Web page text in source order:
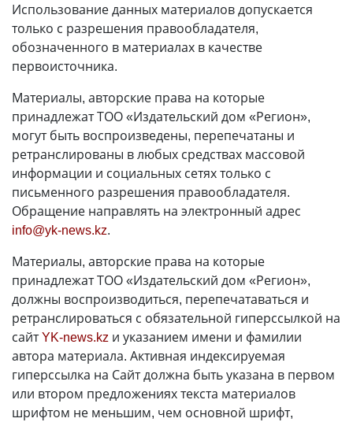
Использование данных материалов допускается
только с разрешения правообладателя,
обозначенного в материалах в качестве
первоисточника.
Материалы, авторские права на которые
принадлежат ТОО «Издательский дом «Регион»,
могут быть воспроизведены, перепечатаны и
ретранслированы в любых средствах массовой
информации и социальных сетях только с
письменного разрешения правообладателя.
Обращение направлять на электронный адрес
info@yk-news.kz.
Материалы, авторские права на которые
принадлежат ТОО «Издательский дом «Регион»,
должны воспроизводиться, перепечатаваться и
ретранслироваться с обязательной гиперссылкой на
сайтYK-news.kz и указанием имени и фамилии
автора материала. Активная индексируемая
гиперссылка на Сайт должна быть указана в первом
или втором предложениях текста материалов
шрифтом не меньшим, чем основной шрифт,